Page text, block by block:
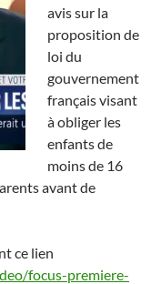
avis sur la
proposition de
loi du
gouvernement
français visant
à obliger les
enfants de
moins de 16
avant de
ce lien
focus-premiere-